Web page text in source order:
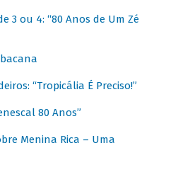
3 ou 4: “80 Anos de Um Zé
“Tropicália É Preciso!”
80 Anos”
Menina Rica – Uma